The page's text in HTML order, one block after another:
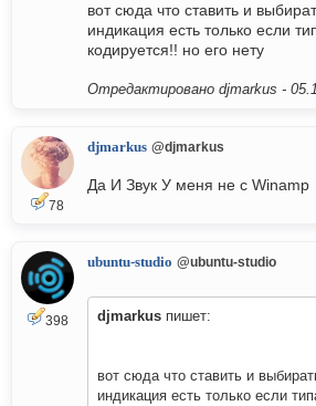
вот сюда что ставить и
индикация есть только если
кодируется!! но его нету
Отредактировано djmarkus -
78
djmarkus @djmarkus
Да И Звук У меня не с Winamp
398
ubuntu-studio @ubuntu-studio
djmarkus пишет:
вот сюда что ставить и
индикация есть только если